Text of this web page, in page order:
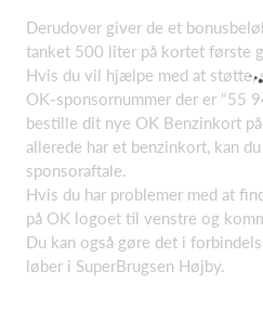
Derudover giver de et
tanket 500 liter på kortet første
Hvis du vil hjælpe med at støtte,
OK-sponsornummer der er "55
bestille dit nye OK Benzinkort
allerede har et benzinkort, kan
sponsoraftale.
Hvis du har problemer med at
på OK logoet til venstre og
Du kan også gøre det i
løber i SuperBrugsen Højby.